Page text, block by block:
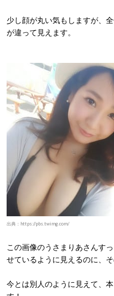
少し顔が丸い気もしますが、
が違って見えます。
出典：https://pbs.twimg.com/
この画像のうさまりあさんす
せているように見えるのに、
今とは別人のように見えて、